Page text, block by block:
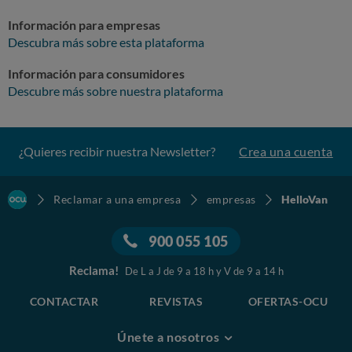
Información para empresas
Descubra más sobre esta plataforma
Información para consumidores
Descubre más sobre nuestra plataforma
¿Quieres recibir nuestra Newsletter? Crea una cuenta
Reclamar a una empresa empresas HelloVan
900 055 105
Reclama! De L a J de 9 a 18 h y V de 9 a 14 h
CONTACTAR REVISTAS OFERTAS-OCU
Únete a nosotros